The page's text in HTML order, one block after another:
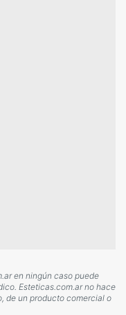
en ningún caso puede
Esteticas.com.ar no hace
de un producto comercial o